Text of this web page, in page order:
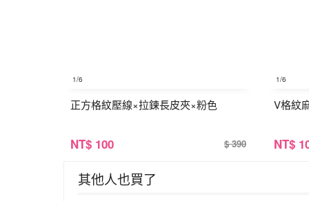
1/6
正方格紋壓線×拉鍊長皮夾×粉色
NT$ 100 $ 390
1/6
V格紋
NT$
其他人也買了